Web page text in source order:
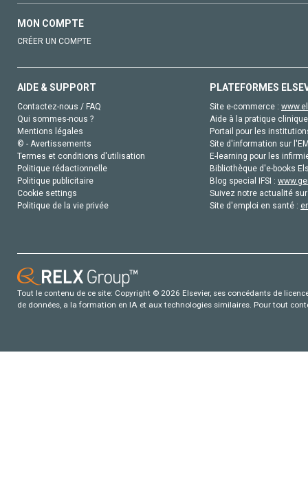
MON COMPTE
CRÉER UN COMPTE
AIDE & SUPPORT
Contactez-nous / FAQ
Qui sommes-nous ?
Mentions légales
© - Avertissements
Termes et conditions d'utilisation
Politique rédactionnelle
Politique publicitaire
Cookie settings
Politique de la vie privée
PLATEFORMES
Site e-commerce :
Aide à la pratique
Portail pour les
Site d'information sur
E-learning pour les
Bibliothèque d'e-books
Blog special IFSI :
Suivez notre actualité
Site d'emploi en santé :
Tout le contenu de ce site: Copyright © 2026 Elsevier, ses concédants de
de données, a la formation en IA et aux technologies similaires. Pour tout